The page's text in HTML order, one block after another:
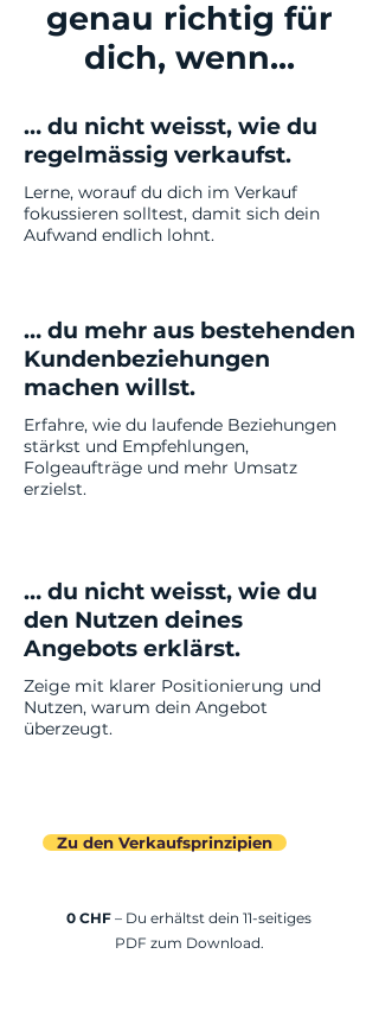
genau richtig für
dich, wenn...
… du nicht weisst, wie du
regelmässig verkaufst.
Lerne, worauf du dich im Verkauf
fokussieren solltest, damit sich dein
Aufwand endlich lohnt.
… du mehr aus bestehenden
Kundenbeziehungen
machen willst.
Erfahre, wie du laufende Beziehungen
stärkst und Empfehlungen,
Folgeaufträge und mehr Umsatz
erzielst.
… du nicht weisst, wie du
den Nutzen deines
Angebots erklärst.
Zeige mit klarer Positionierung und
Nutzen, warum dein Angebot
überzeugt.
Zu den Verkaufsprinzipien
0 CHF – Du erhältst dein 11-seitiges
PDF zum Download.